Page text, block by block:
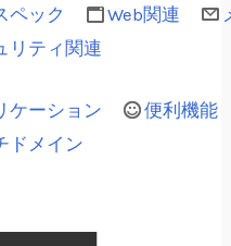
ペック Web関連
リティ関連
ケーション
便利機能
ドメイン